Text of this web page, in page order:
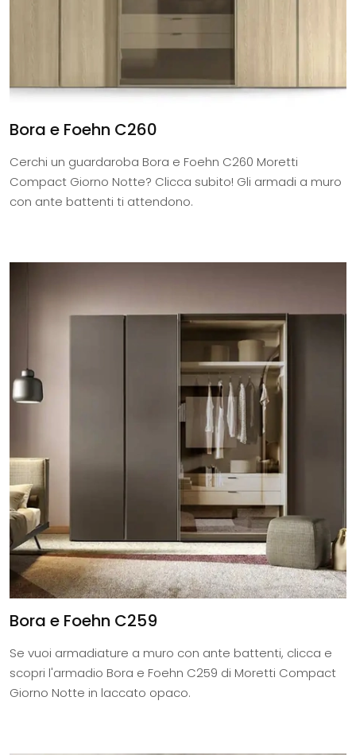
Bora e Foehn C260
Cerchi un guardaroba Bora e Foehn C260 Moretti
Compact Giorno Notte? Clicca subito! Gli armadi a muro
con ante battenti ti attendono.
Bora e Foehn C259
Se vuoi armadiature a muro con ante battenti, clicca e
scopri l'armadio Bora e Foehn C259 di Moretti Compact
Giorno Notte in laccato opaco.